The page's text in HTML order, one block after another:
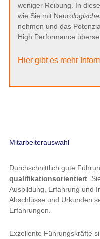
weniger Reibung. In
wie Sie mit Neuro
nehmen und das
High Performance
Hier gibt es mehr
Mitarbeiterauswahl
Durchschnittlich gute
qualifikationsorientiert.
Ausbildung, Erfahrung und
Abschlüsse und Urkunden
Erfahrungen.
Exzellente Führungskräfte